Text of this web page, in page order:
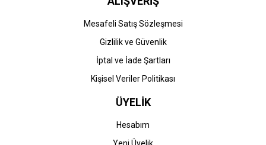
Mesafeli Satış Sözleşmesi
Gizlilik ve Güvenlik
İptal ve İade Şartları
Kişisel Veriler Politikası
ÜYELİK
Hesabım